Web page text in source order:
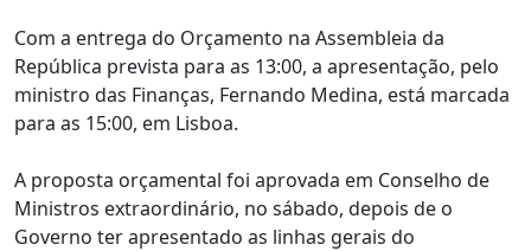
Com a entrega do Orçamento na Assembleia da
República prevista para as 13:00, a apresentação, pelo
ministro das Finanças, Fernando Medina, está marcada
para as 15:00, em Lisboa.
A proposta orçamental foi aprovada em Conselho de
Ministros extraordinário, no sábado, depois de o
Governo ter apresentado as linhas gerais do